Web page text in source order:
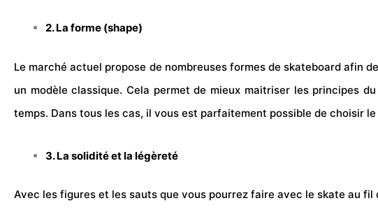
2. La forme (shape)
Le marché actuel propose de nombreuses formes de skateboard afin
un modèle classique. Cela permet de mieux maitriser les principes
temps. Dans tous les cas, il vous est parfaitement possible de choisir
3. La solidité et la légèreté
Avec les figures et les sauts que vous pourrez faire avec le skate au